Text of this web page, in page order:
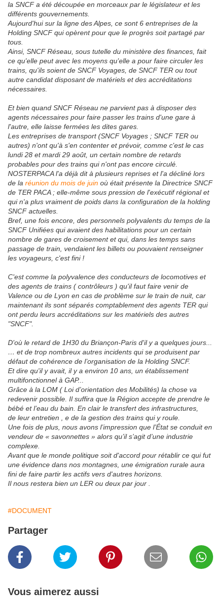
la SNCF a été découpée en morceaux par le législateur et les
différents gouvernements.
Aujourd'hui sur la ligne des Alpes, ce sont 6 entreprises de la
Holding SNCF qui opèrent pour que le progrès soit partagé par
tous.
Ainsi, SNCF Réseau, sous tutelle du ministère des finances, fait
ce qu'elle peut avec les moyens qu'elle a pour faire circuler les
trains, qu'ils soient de SNCF Voyages, de SNCF TER ou tout
autre candidat disposant de matériels et des accréditations
nécessaires.
Et bien quand SNCF Réseau ne parvient pas à disposer des
agents nécessaires pour faire passer les trains d'une gare à
l'autre, elle laisse fermées les dites gares.
Les entreprises de transport (SNCF Voyages ; SNCF TER ou
autres) n'ont qu'à s'en contenter et prévoir, comme c'est le cas
lundi 28 et mardi 29 août, un certain nombre de retards
probables pour des trains qui n'ont pas encore circulé.
NOSTERPACA l'a déjà dit à plusieurs reprises et l'a décliné lors
de la réunion du mois de juin où était présente la Directrice SNCF
de TER PACA ; elle-même sous pression de l'exécutif régional et
qui n'a plus vraiment de poids dans la configuration de la holding
SNCF actuelles.
Bref, une fois encore, des personnels polyvalents du temps de la
SNCF Unifiées qui avaient des habilitations pour un certain
nombre de gares de croisement et qui, dans les temps sans
passage de train, vendaient les billets ou pouvaient renseigner
les voyageurs, c'est fini !
C'est comme la polyvalence des conducteurs de locomotives et
des agents de trains ( contrôleurs ) qu'il faut faire venir de
Valence ou de Lyon en cas de problème sur le train de nuit, car
maintenant ils sont séparés comptablement des agents TER qui
ont perdu leurs accréditations sur les matériels des autres
"SNCF".
D'où le retard de 1H30 du Briançon-Paris d'il y a quelques jours...
… et de trop nombreux autres incidents qui se produisent par
défaut de cohérence de l’organisation de la Holding SNCF.
Et dire qu'il y avait, il y a environ 10 ans, un établissement
multifonctionnel à GAP...
Grâce à la LOM ( Loi d’orientation des Mobilités) la chose va
redevenir possible. Il suffira que la Région accepte de prendre le
bébé et l’eau du bain. En clair le transfert des infrastructures,
de leur entretien , e de la gestion des trains qui y roule.
Une fois de plus, nous avons l’impression que l’État se conduit en
vendeur de « savonnettes » alors qu’il s’agit d’une industrie
complexe.
Avant que le monde politique soit d'accord pour rétablir ce qui fut
une évidence dans nos montagnes, une émigration rurale aura
fini de faire partir les actifs vers d'autres horizons.
Il nous restera bien un LER ou deux par jour .
#DOCUMENT
Partager
Vous aimerez aussi